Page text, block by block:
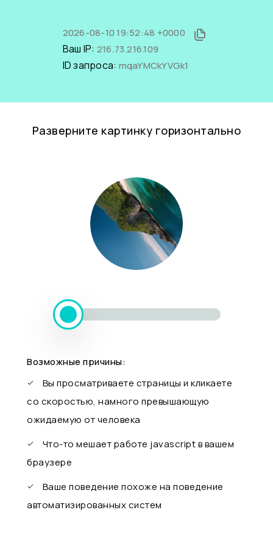
2026-08-10 19:52:48 +0000
Ваш IP: 216.73.216.109
ID запроса: mqaYMCkYVGk1
Разверните картинку горизонтально
Возможные причины:
Вы просматриваете страницы и кликаете
со скоростью, намного превышающую
ожидаемую от человека
Что-то мешает работе javascript в вашем
браузере
Ваше поведение похоже на поведение
автоматизированных систем